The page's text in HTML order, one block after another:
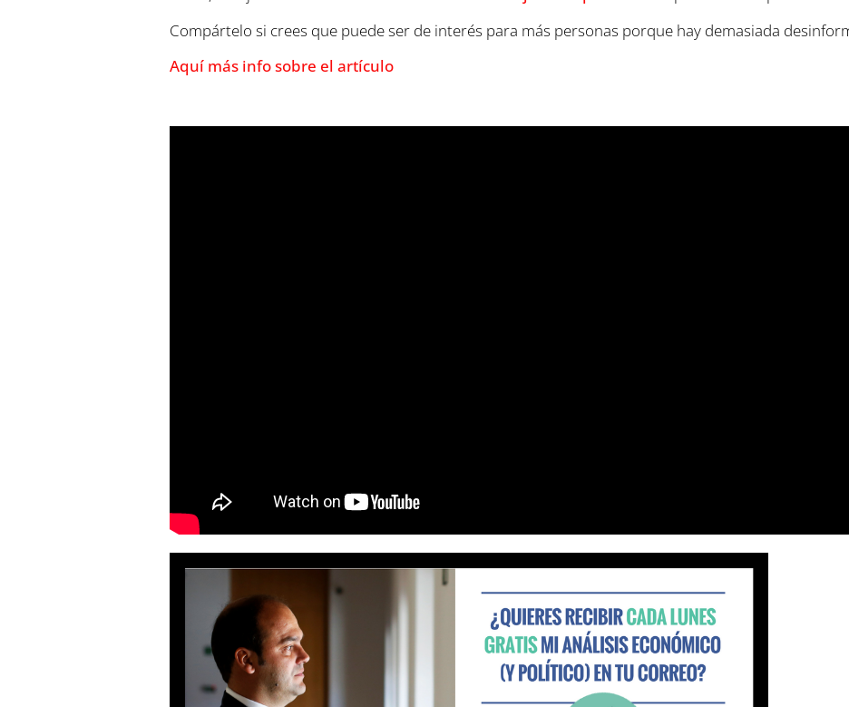
Compártelo si crees que puede ser de interés para más personas porque hay demasiada
Aquí más info sobre el artículo